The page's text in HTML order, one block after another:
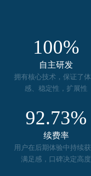
100%
自主研发
拥有核心技术，保证了
感、稳定性，扩展性
92.73%
续费率
用户在后期体验中持续
满足感，口碑决定高度